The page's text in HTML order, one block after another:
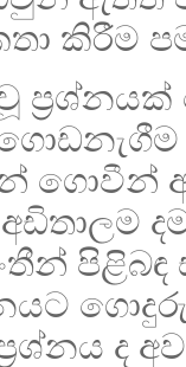
කිරීම
ගොවීන්
ද